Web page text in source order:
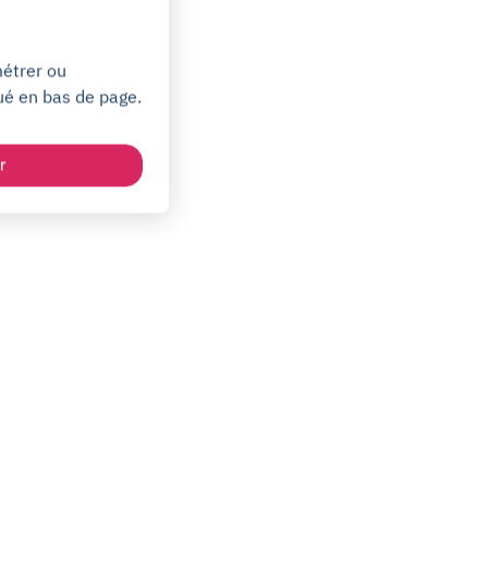
ou
en bas de page.